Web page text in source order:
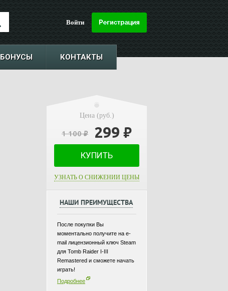
Войти
БОНУСЫ КОНТАКТЫ
Цена (руб.)
1 100₽ 299 ₽
КУПИТЬ
УЗНАТЬ О СНИЖЕНИИ ЦЕНЫ
НАШИ ПРЕИМУЩЕСТВА
После покупки Вы
моментально получите на e-
mail лицензионный ключ Steam
для Tomb Raider I-III
Remastered и сможете начать
играть!
Подробнее